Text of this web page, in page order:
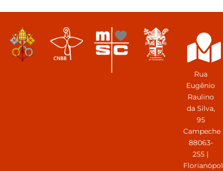
Rua
Eugênio
Raulino
da Silva,
95
Campeche
88063-
255 |